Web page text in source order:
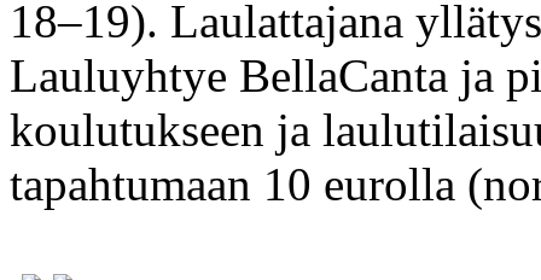
18–19). Laulattajana
Lauluyhtye BellaCanta ja
koulutukseen ja
tapahtumaan 10 eurolla